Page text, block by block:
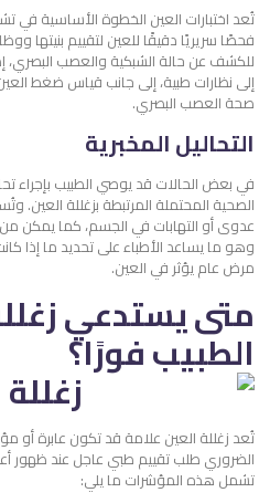
تُعد اختبارات العين الخطوة الأساسية في
فحصًا سريريًا دقيقًا للعين لتقييم بنيتها
للكشف عن حالة الشبكية والعصب البصري،
إلى نظارات طبية، إلى جانب قياس ضغط
صحة العصب البصري.
التحاليل المخبرية
في بعض الحالات قد يوصي الطبيب بإجراء
الصحية المحتملة المرتبطة بزغللة
عدوى أو التهابات في الجسم، كما يمكن من
وهو ما يساعد الأطباء على تحديد ما إذا
مرض عام يؤثر في العين.
متى يستدعي
الطبيب فورًا؟
تُعد زغللة العين علامة قد تكون عابرة أو
الضروري طلب تقييم طبي عاجل عند ظهور
تشمل هذه المؤشرات ما يلي: